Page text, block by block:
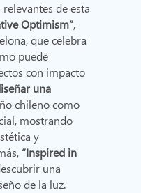
de esta
Optimism”,
que celebra
puede
con impacto
una
chileno como
mostrando
y
“Inspired in
una
de la luz.